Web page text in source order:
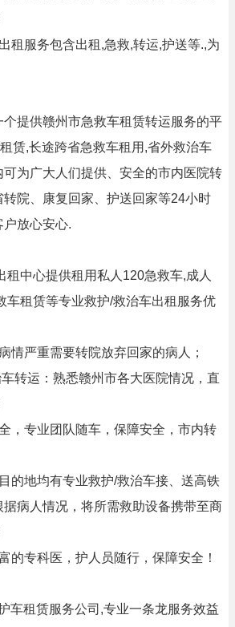
租服务包含出租,急救,转运,护送等.,为
提供赣州市急救车租赁转运服务的平
赁,长途跨省急救车租用,省外救治车
为广大人们提供、安全的市内医院转
院、康复回家、护送回家等24小时
放心安心.
租中心提供租用私人120急救车,成人
车租赁等专业救护/救治车出租服务优
情严重需要转院放弃回家的病人；
转运：熟悉赣州市各大医院情况，直
，专业团队随车，保障安全，市内转
的地均有专业救护/救治车接、送高铁
病人情况，将所需救助设备携带至商
的专科医，护人员随行，保障安全！
车租赁服务公司,专业一条龙服务效益